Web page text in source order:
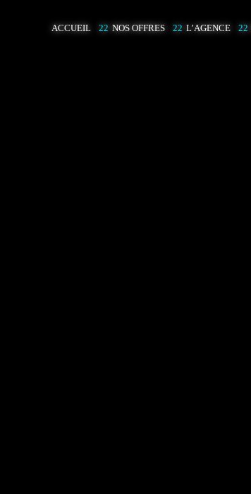
ACCUEIL NOS OFFRES L’AGENCE